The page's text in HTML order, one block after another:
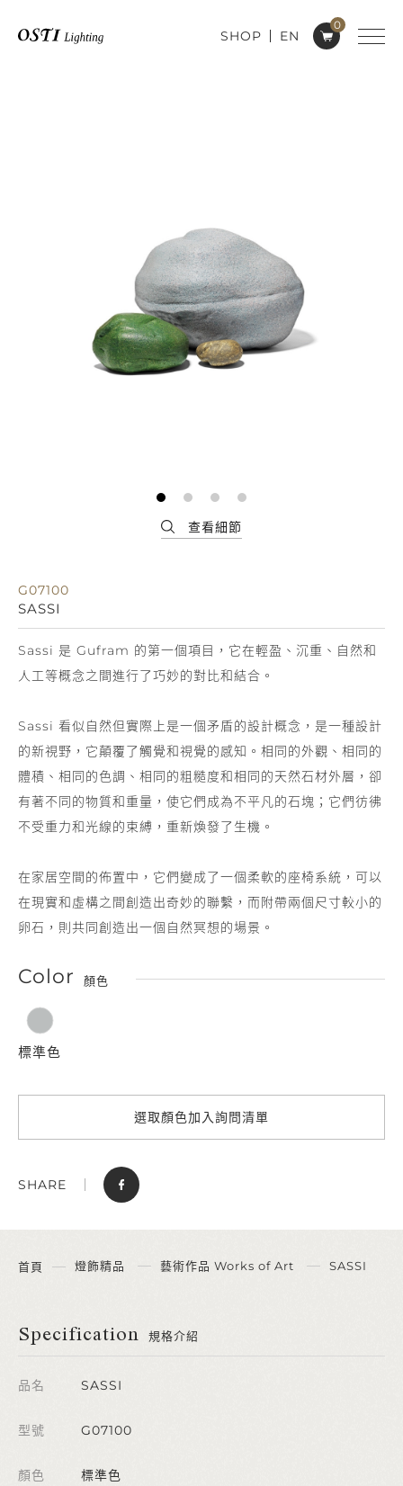
0
SHOP EN
G07100
SASSI
Sassi 是 Gufram 的第一個項目，它在輕盈、沉重、自然和
人工等概念之間進行了巧妙的對比和結合。
Sassi 看似自然但實際上是一個矛盾的設計概念，是一種設計
的新視野，它顛覆了觸覺和視覺的感知。相同的外觀、相同的
體積、相同的色調、相同的粗糙度和相同的天然石材外層，卻
有著不同的物質和重量，使它們成為不平凡的石塊；它們彷彿
不受重力和光線的束縛，重新煥發了生機。
在家居空間的佈置中，它們變成了一個柔軟的座椅系統，可以
在現實和虛構之間創造出奇妙的聯繫，而附帶兩個尺寸較小的
卵石，則共同創造出一個自然冥想的場景。
Color 顏色
標準色
選取顏色加入詢問清單
SHARE
首頁 燈飾精品 藝術作品 Works of Art SASSI
Specification 規格介紹
品名 SASSI
型號 G07100
顏色 標準色